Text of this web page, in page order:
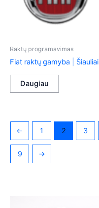
Raktų programavimas
Fiat raktų gamyba | Šiauliai
Daugiau
← 1 2 3
9 →